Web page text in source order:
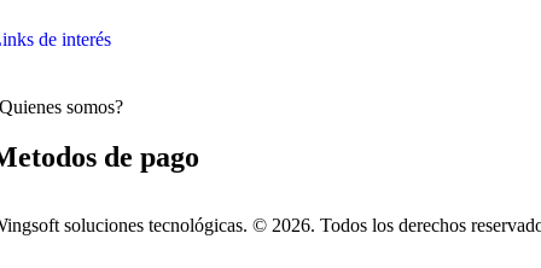
de interés
somos?
de pago
soluciones tecnológicas. © 2026. Todos los derechos